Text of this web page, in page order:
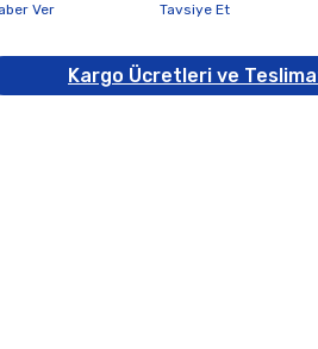
Ver Tavsiye Et
Kargo Ücretleri ve